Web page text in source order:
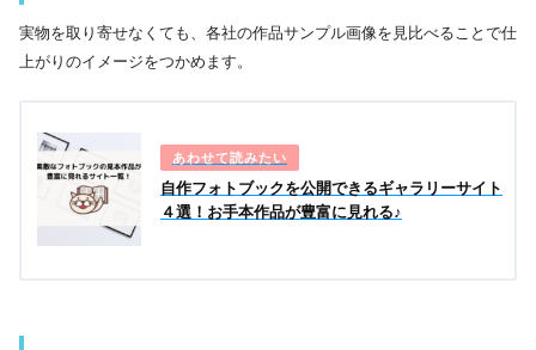
実物を取り寄せなくても、各社の作品サンプル画像を見比べることで仕
上がりのイメージをつかめます。
自作フォトブックを公開できるギャラリーサイト
４選！お手本作品が豊富に見れる♪